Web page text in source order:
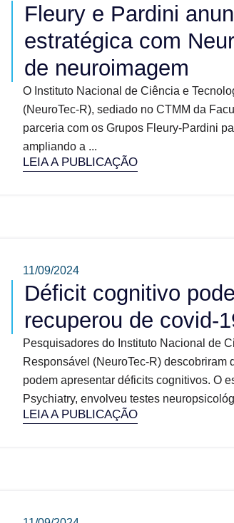
Fleury e Pardini
estratégica com
de neuroimagem
O Instituto Nacional de Ciência e
(NeuroTec-R), sediado no CTMM da
parceria com os Grupos Fleury-Pardini
ampliando a ...
LEIA A PUBLICAÇÃO
11/09/2024
Déficit cognitivo
recuperou de covid-
Pesquisadores do Instituto Nacional de
Responsável (NeuroTec-R)
podem apresentar déficits cognitivos. O
Psychiatry, envolveu testes
LEIA A PUBLICAÇÃO